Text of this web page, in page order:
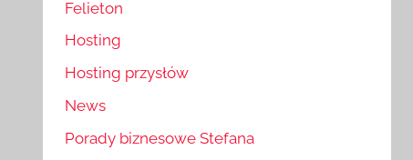
Felieton
Hosting
Hosting przysłów
News
Porady biznesowe Stefana